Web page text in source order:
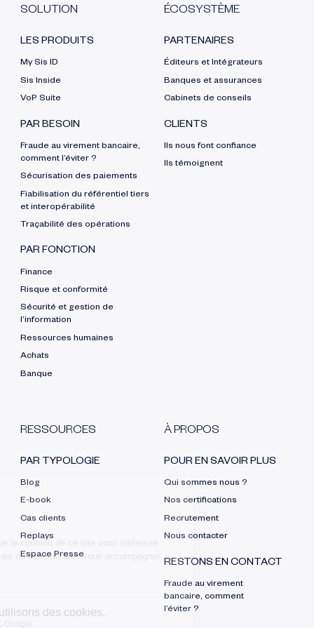
SOLUTION
LES PRODUITS
My Sis ID
Sis Inside
VoP Suite
PAR BESOIN
Fraude au virement bancaire,
comment l’éviter ?
Sécurisation des paiements
Fiabilisation du référentiel tiers
et interopérabilité
Traçabilité des opérations
PAR FONCTION
Finance
Risque et conformité
Sécurité et gestion de
l’information
Ressources humaines
Achats
Banque
ÉCOSYSTÈME
PARTENAIRES
Éditeurs et Intégrateurs
Banques et assurances
Cabinets de conseils
CLIENTS
Ils nous font confiance
Ils témoignent
RESSOURCES
PAR TYPOLOGIE
Blog
E-book
Cas clients
Replays
Espace Presse
À PROPOS
POUR EN SAVOIR PLUS
Qui sommes nous ?
Nos certifications
Recrutement
Nous contacter
RESTONS EN CONTACT
Fraude au virement
bancaire, comment
l’éviter ?